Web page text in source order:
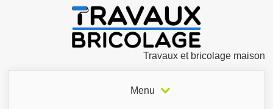
Travaux et bricolage maison
Menu